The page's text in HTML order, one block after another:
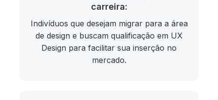
carreira:
Indivíduos que desejam migrar para a área
de design e buscam qualificação em UX
Design para facilitar sua inserção no
mercado.